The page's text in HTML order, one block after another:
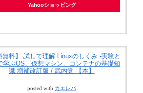
Yahooショッピング
無料】 試して理解 Linuxのしくみ -実験と
学ぶOS、仮想マシン、コンテナの基礎知
識 増補改訂版 / 武内覚 【本】
posted with カエレバ